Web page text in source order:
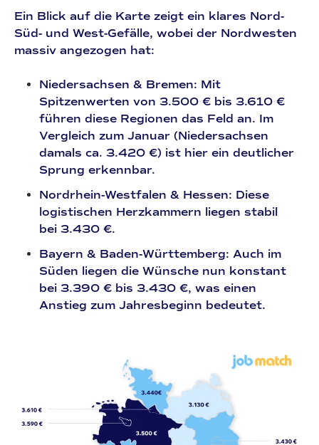
Ein Blick auf die Karte zeigt ein klares Nord-
Süd- und West-Gefälle, wobei der Nordwesten
massiv angezogen hat:
Niedersachsen & Bremen: Mit
Spitzenwerten von3.500 € bis 3.610 €
führen diese Regionen das Feld an. Im
Vergleich zum Januar (Niedersachsen
damals ca. 3.420 €) ist hier ein deutlicher
Sprung erkennbar.
Nordrhein-Westfalen & Hessen: Diese
logistischen Herzkammern liegen stabil
bei3.430 €.
Bayern & Baden-Württemberg: Auch im
Süden liegen die Wünsche nun konstant
bei3.390 € bis 3.430 €, was einen
Anstieg zum Jahresbeginn bedeutet.